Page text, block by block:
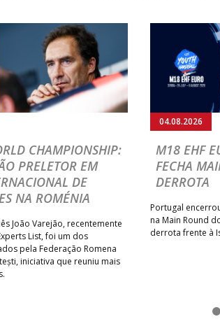
CHAMPIONSHIP:
PRELETOR EM
DE
NA ROMÉNIA
João Varejão, recentemente
List, foi um dos
pela Federação Romena
iniciativa que reuniu mais
04.08.2026
M18 EHF
FECHA
DERROTA
Portugal
na Main Round
derrota frente à
1